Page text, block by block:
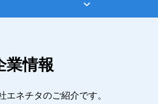
業情報
ネチタのご紹介です。